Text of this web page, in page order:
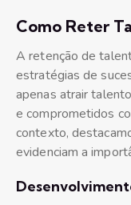
Como Reter
A retenção de
estratégias de
apenas atrair
e comprometidos
contexto,
evidenciam a